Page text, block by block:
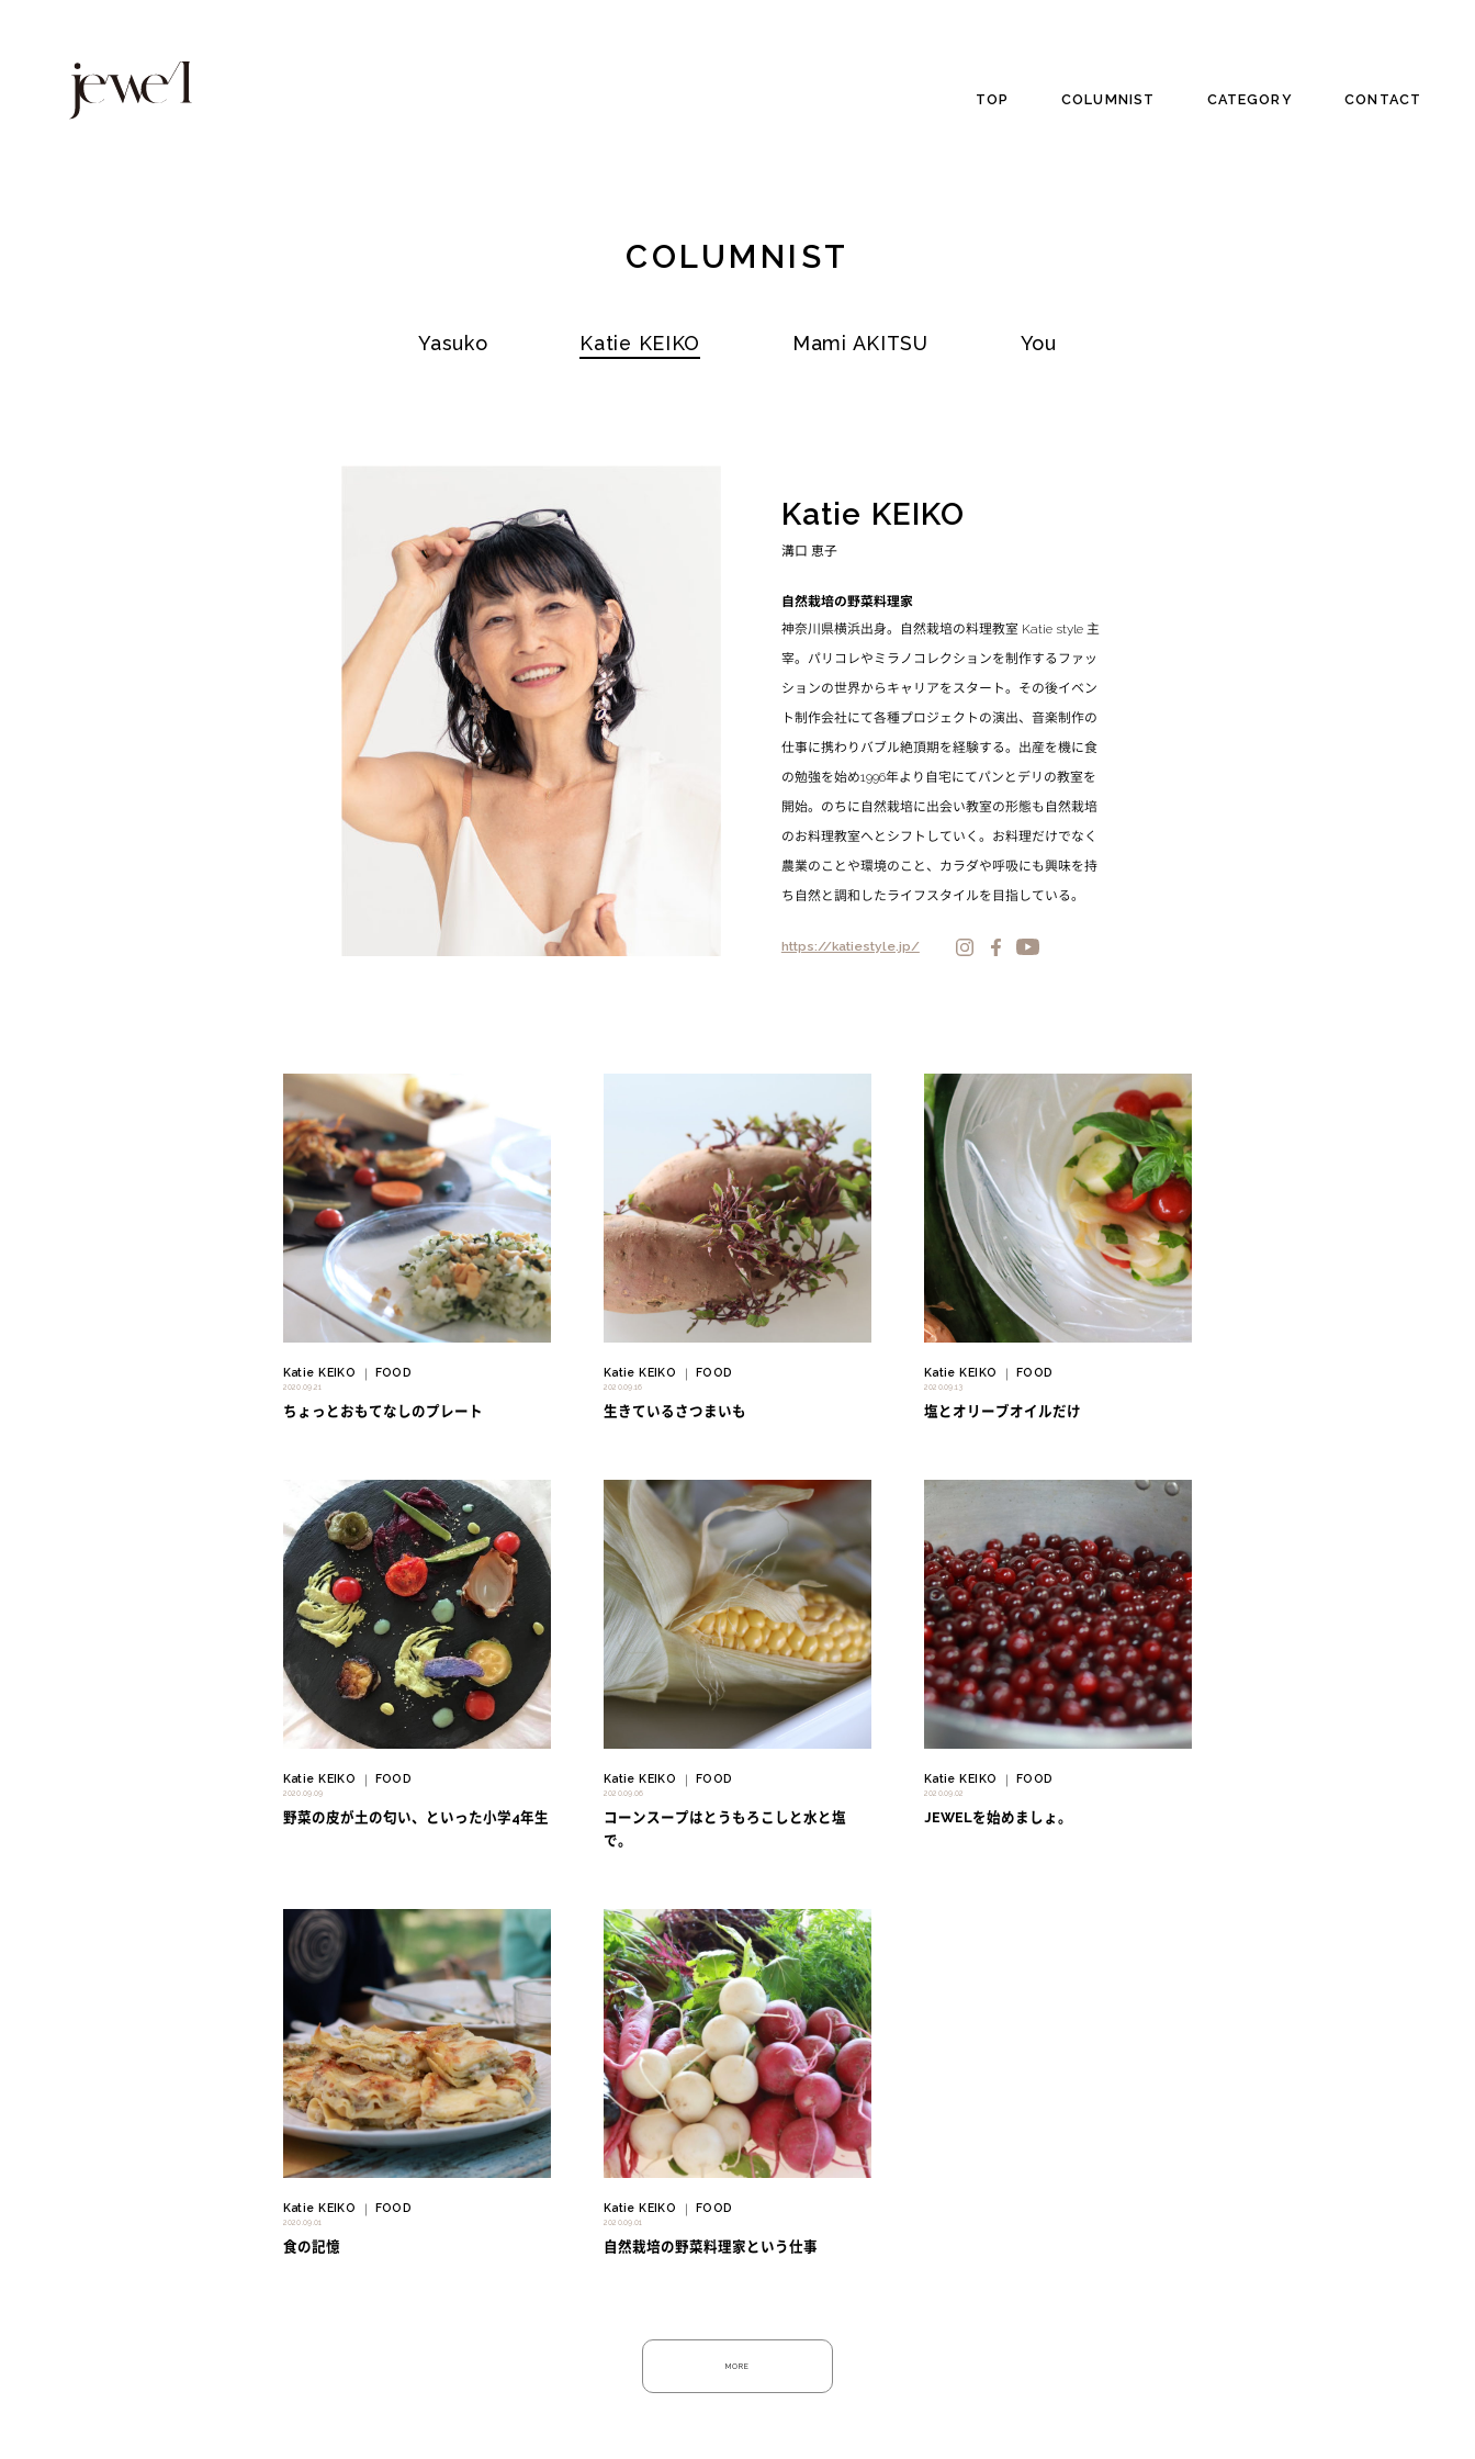
TOP COLUMNIST CATEGORY CONTACT
COLUMNIST
Yasuko Katie KEIKO Mami AKITSU You
Katie KEIKO
溝口 恵子
自然栽培の野菜料理家
神奈川県横浜出身。自然栽培の料理教室 Katie style 主
宰。パリコレやミラノコレクションを制作するファッ
ションの世界からキャリアをスタート。その後イベン
ト制作会社にて各種プロジェクトの演出、音楽制作の
仕事に携わりバブル絶頂期を経験する。出産を機に食
の勉強を始め1996年より自宅にてパンとデリの教室を
開始。のちに自然栽培に出会い教室の形態も自然栽培
のお料理教室へとシフトしていく。お料理だけでなく
農業のことや環境のこと、カラダや呼吸にも興味を持
ち自然と調和したライフスタイルを目指している。
https://katiestyle.jp/
Katie KEIKO FOOD
2020.09.21
ちょっとおもてなしのプレート
Katie KEIKO FOOD
2020.09.16
生きているさつまいも
Katie KEIKO FOOD
2020.09.13
塩とオリーブオイルだけ
Katie KEIKO FOOD
2020.09.09
野菜の皮が土の匂い、といった小学4年生
Katie KEIKO FOOD
2020.09.06
コーンスープはとうもろこしと水と塩
で。
Katie KEIKO FOOD
2020.09.02
JEWELを始めましょ。
Katie KEIKO FOOD
2020.09.01
食の記憶
Katie KEIKO FOOD
2020.09.01
自然栽培の野菜料理家という仕事
MORE